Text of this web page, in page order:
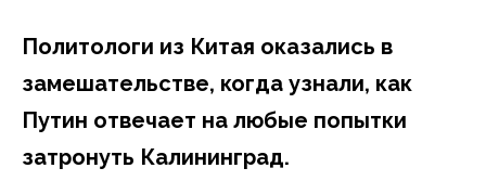
Политологи из Китая оказались в
замешательстве, когда узнали, как
Путин отвечает на любые попытки
затронуть Калининград.